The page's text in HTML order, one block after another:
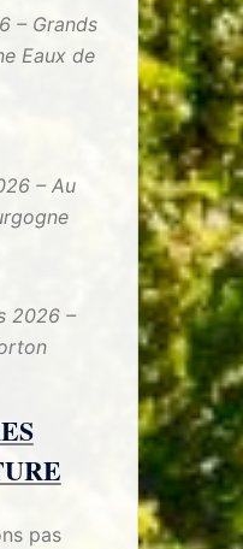
– Grands
Eaux de
– Au
2026 –
pas